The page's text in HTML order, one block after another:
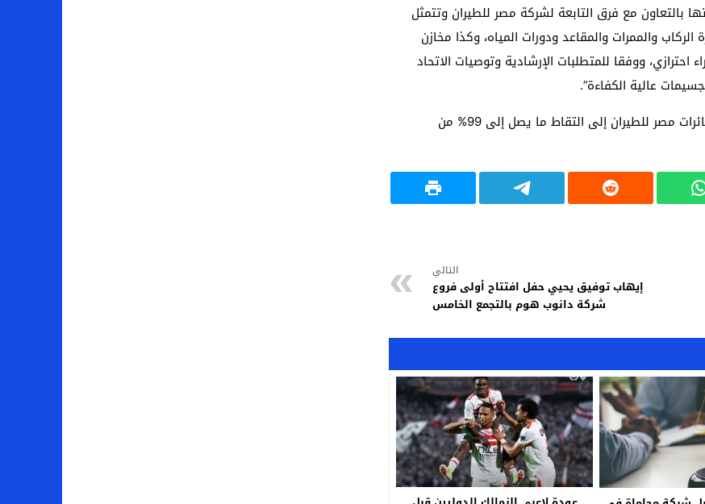
بالتعاون مع فرق التابعة لشركة مصر للطيران وتتمثل
والممرات والمقاعد ودورات المياه، وكذا مخازن
ووفقا للمتطلبات الإرشادية وتوصيات الاتحاد
حيث تعمل تلك الفلاتر الموجودة في أجهزة تكييف جميع طائرات مصر للطيران إلى التقاط ما يصل إلى 99% من
التالي
إيهاب توفيق يحيي حفل افتتاح أولى فروع
شركة دانوب هوم بالتجمع الخامس